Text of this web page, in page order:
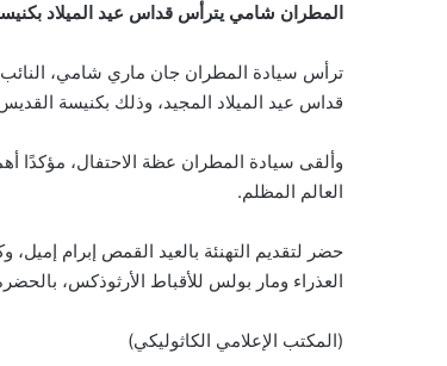
المطران شامي يترأس قداس عيد الميلاد
ترأس سيادة المطران جان ماري شامي، النائب
قداس عيد الميلاد المجيد، وذلك بكنيسة
وألقى سيادة المطران عظة الاحتفال،
العالم المظلم.
حضر لتقديم التهنئة بالعيد القمص إبرام
العذراء ومار بولس للأقباط الأرثوذكس،
(المكتب الإعلامي الكاثوليكي)